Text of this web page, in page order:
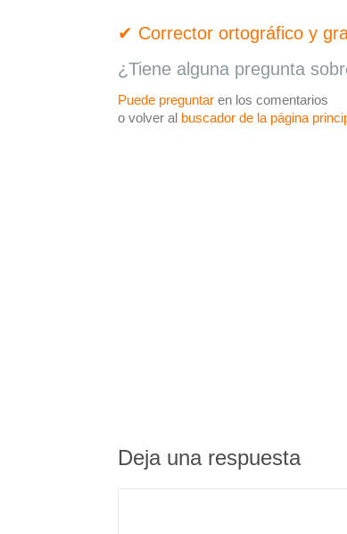
✔ Corrector ortográfico y
¿Tiene alguna pregunta
Puede preguntar en los comentarios
o volver al buscador de la página
Deja una respuesta